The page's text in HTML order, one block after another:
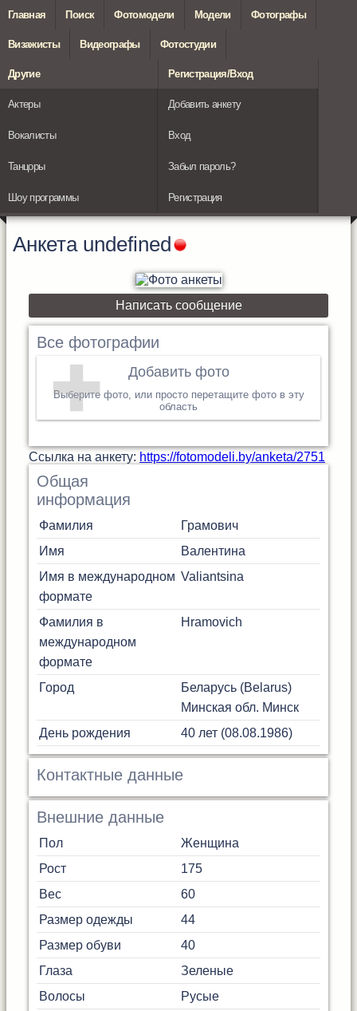
Главная Поиск Фотомодели Модели Фотографы
Визажисты Видеографы Фотостудии
Другие
Актеры
Вокалисты
Танцоры
Шоу программы
Регистрация/Вход
Добавить анкету
Вход
Забыл пароль?
Регистрация
Анкета undefined
Написать сообщение
Все фотографии
Добавить фото
Выберите фото, или просто перетащите фото в эту
область
Cсылка на анкету: https://fotomodeli.by/anketa/2751
Общая
информация
Фамилия
Грамович
Имя
Валентина
Имя в международном
формате
Valiantsina
Фамилия в
международном
формате
Hramovich
Город
Беларусь (Belarus)
Минская обл. Минск
День рождения
40 лет (08.08.1986)
Контактные данные
Внешние данные
Пол
Женщина
Рост
175
Вес
60
Размер одежды
44
Размер обуви
40
Глаза
Зеленые
Волосы
Русые